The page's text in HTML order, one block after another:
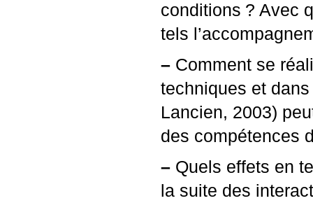
conditions ? Avec
tels
– Comment se
techniques et
Lancien, 2003)
des compétences
– Quels effets en
la suite des